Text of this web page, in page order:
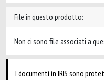
File in questo prodotto:
Non ci sono file associati a
I documenti in IRIS sono